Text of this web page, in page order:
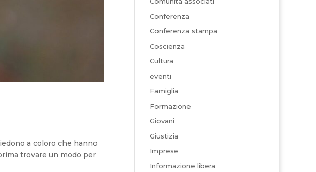
a coloro che hanno
trovare un modo per
Conferenza
Conferenza stampa
Coscienza
Cultura
eventi
Famiglia
Formazione
Giovani
Giustizia
Imprese
Informazione libera